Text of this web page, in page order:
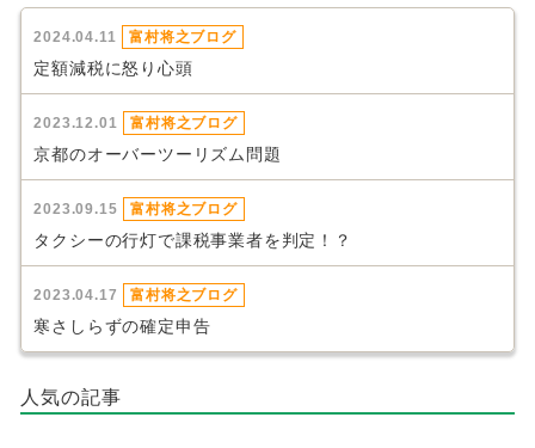
2024.04.11 富村将之ブログ
定額減税に怒り心頭
2023.12.01 富村将之ブログ
京都のオーバーツーリズム問題
2023.09.15 富村将之ブログ
タクシーの行灯で課税事業者を判定！？
2023.04.17 富村将之ブログ
寒さしらずの確定申告
人気の記事